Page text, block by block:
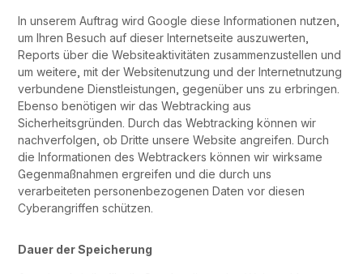
In unserem Auftrag wird Google diese Informationen nutzen,
um Ihren Besuch auf dieser Internetseite auszuwerten,
Reports über die Websiteaktivitäten zusammenzustellen und
um weitere, mit der Websitenutzung und der Internetnutzung
verbundene Dienstleistungen, gegenüber uns zu erbringen.
Ebenso benötigen wir das Webtracking aus
Sicherheitsgründen. Durch das Webtracking können wir
nachverfolgen, ob Dritte unsere Website angreifen. Durch
die Informationen des Webtrackers können wir wirksame
Gegenmaßnahmen ergreifen und die durch uns
verarbeiteten personenbezogenen Daten vor diesen
Cyberangriffen schützen.
Dauer der Speicherung